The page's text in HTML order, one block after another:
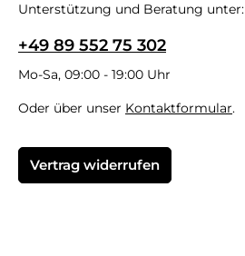
Unterstützung und Beratung unter:
+49 89 552 75 302
Mo-Sa, 09:00 - 19:00 Uhr
Oder über unser Kontaktformular.
Vertrag widerrufen